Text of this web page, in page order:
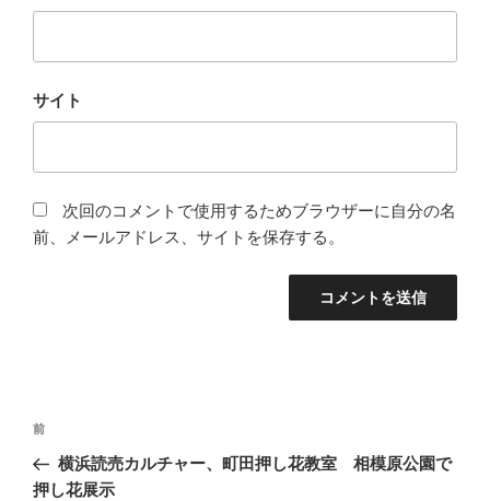
サイト
次回のコメントで使用するためブラウザーに自分の名
前、メールアドレス、サイトを保存する。
投
ナ
前
の
投
前
横浜読売カルチャー、町田押し花教室 相模原公園で
押し花展示